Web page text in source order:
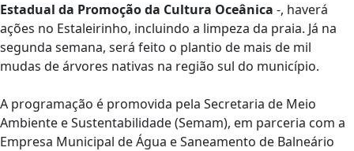
Estadual da Promoção da Cultura Oceânica -, haverá
ações no Estaleirinho, incluindo a limpeza da praia. Já na
segunda semana, será feito o plantio de mais de mil
mudas de árvores nativas na região sul do município.
A programação é promovida pela Secretaria de Meio
Ambiente e Sustentabilidade (Semam), em parceria com a
Empresa Municipal de Água e Saneamento de Balneário